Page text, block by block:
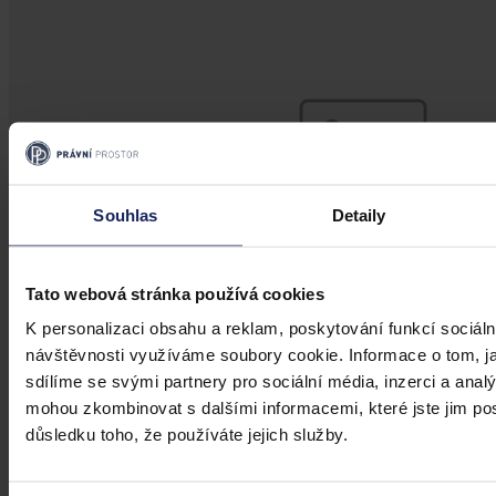
Souhlas Detaily
Tato webová stránka používá cookies
K personalizaci obsahu a reklam, poskytování funkcí
návštěvnosti využíváme soubory cookie. Informace o tom,
sdílíme se svými partnery pro sociální média, inzerci a
mohou zkombinovat s dalšími informacemi, které jste jim
důsledku toho, že používáte jejich služby.
Články
Transparentní odměňování v Česku má